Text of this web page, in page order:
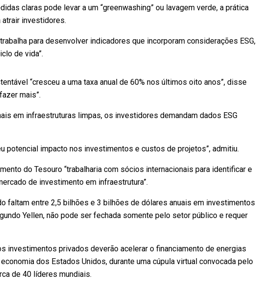
claras pode levar a um “greenwashing” ou lavagem verde, a prática
investidores.
para desenvolver indicadores que incorporam considerações ESG,
de vida”.
“cresceu a uma taxa anual de 60% nos últimos oito anos”, disse
mais”.
em infraestruturas limpas, os investidores demandam dados ESG
potencial impacto nos investimentos e custos de projetos”, admitiu.
do Tesouro “trabalharia com sócios internacionais para identificar e
de investimento em infraestrutura”.
faltam entre 2,5 bilhões e 3 bilhões de dólares anuais em investimentos
Yellen, não pode ser fechada somente pelo setor público e requer
investimentos privados deverão acelerar o financiamento de energias
dos Estados Unidos, durante uma cúpula virtual convocada pelo
de 40 líderes mundiais.